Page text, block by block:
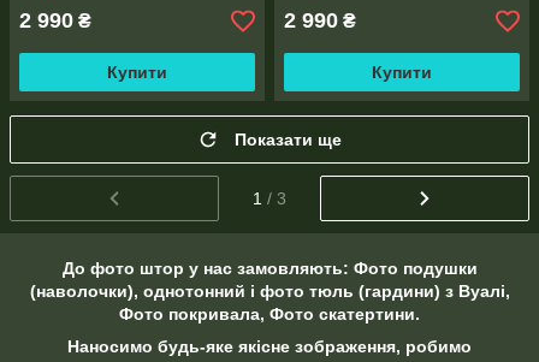
2 990 ₴
Купити
2 990 ₴
Купити
Показати ще
1 / 3
До фото штор у нас замовляють: Фото подушки
(наволочки), однотонний і фото тюль (гардини) з Вуалі,
Фото покривала, Фото скатертини.
Наносимо будь-яке якісне зображення, робимо